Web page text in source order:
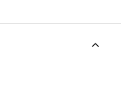
kontaktieren Sie